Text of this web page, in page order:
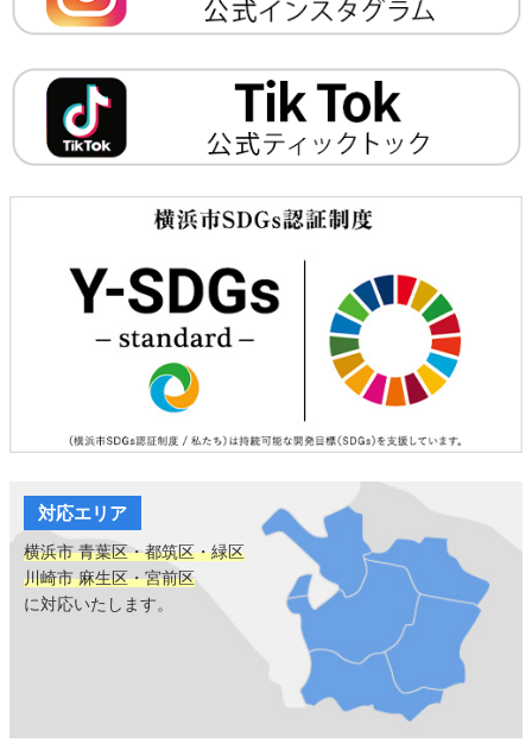
対応エリア
横浜市 青葉区・都筑区・緑区
川崎市 麻生区・宮前区
に対応いたします。